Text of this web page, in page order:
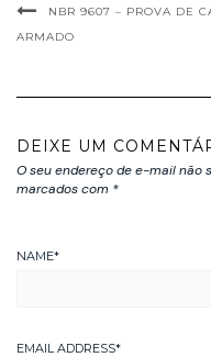
NBR 9607 – PROVA DE
ARMADO
DEIXE UM
O seu endereço de e-mail não
marcados com *
NAME*
EMAIL ADDRESS*